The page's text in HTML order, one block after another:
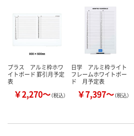
プラス アルミ枠ホワ
イトボード 罫引月予定
表
￥2,270～（税込）
日学 アルミ枠ライト
フレームホワイトボー
ド 月予定表
￥7,397～（税込）